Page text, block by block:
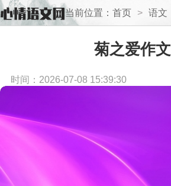
当前位置： 首页 > 语文
菊之爱作文
时间：2026-07-08 15:39:30